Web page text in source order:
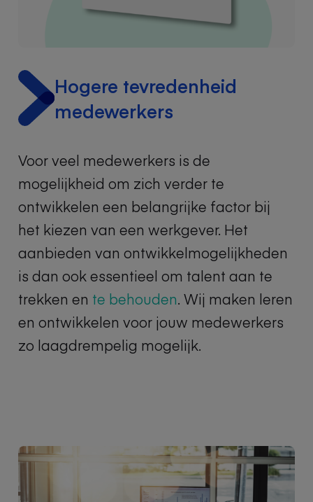
Hogere tevredenheid
medewerkers
Voor veel medewerkers is de
mogelijkheid om zich verder te
ontwikkelen een belangrijke factor bij
het kiezen van een werkgever. Het
aanbieden van ontwikkelmogelijkheden
is dan ook essentieel om talent aan te
trekken en te behouden. Wij maken leren
en ontwikkelen voor jouw medewerkers
zo laagdrempelig mogelijk.